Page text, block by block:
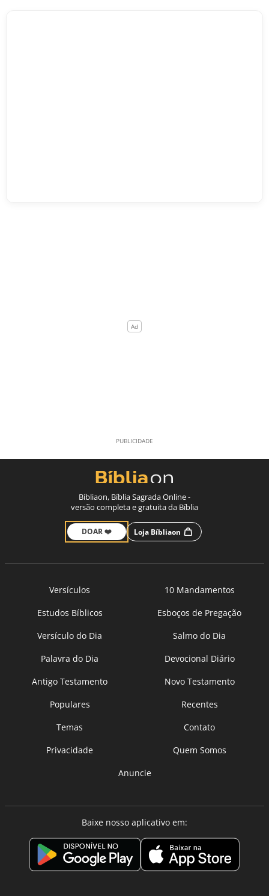
Bíbliaon, Bíblia Sagrada Online -
versão completa e gratuita da Bíblia
DOAR ❤️ Loja Bíbliaon
Versículos
10 Mandamentos
Estudos Bíblicos
Esboços de Pregação
Versículo do Dia
Salmo do Dia
Palavra do Dia
Devocional Diário
Antigo Testamento
Novo Testamento
Populares
Recentes
Temas
Contato
Privacidade
Quem Somos
Anuncie
Baixe nosso aplicativo em: